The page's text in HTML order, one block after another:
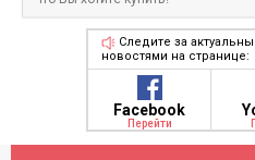
Следите за
новостями на странице:
Facebook
Перейти